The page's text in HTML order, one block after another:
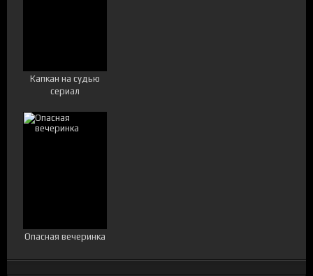
Капкан на судью
сериал
Опасная вечеринка